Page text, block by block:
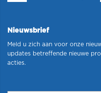
Nieuwsbrief
Meld u zich aan voor onze
updates betreffende nieuwe
acties.